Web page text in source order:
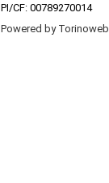
PI/CF: 00789270014
Powered by Torinoweb